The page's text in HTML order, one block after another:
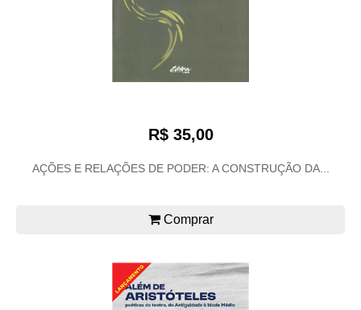
R$ 35,00
AÇÕES E RELAÇÕES DE PODER: A CONSTRUÇÃO DA...
Comprar